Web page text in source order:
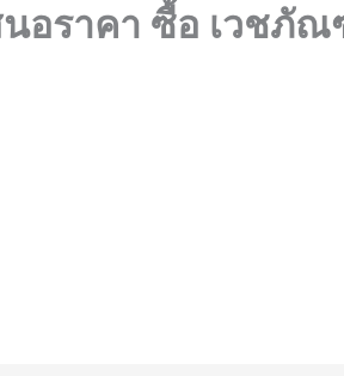
นอราคา ซื้อ เวชภั